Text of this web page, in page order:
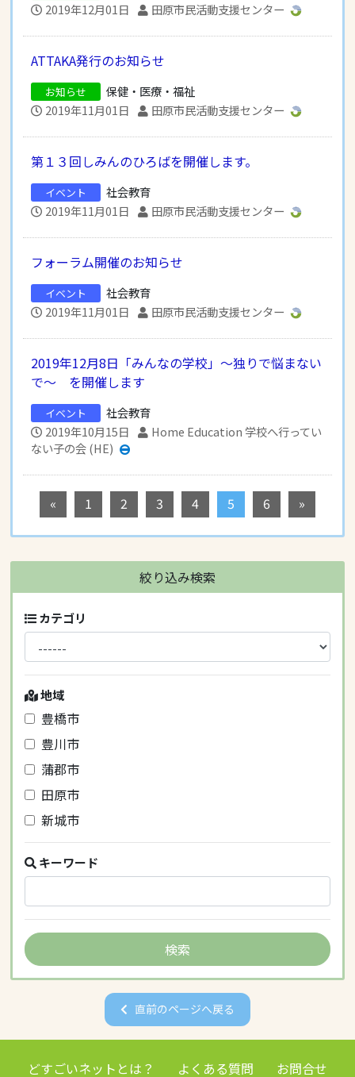
2019年12月01日
田原市民活動支援センター
ATTAKA発行のお知らせ
お知らせ
保健・医療・福祉
2019年11月01日
田原市民活動支援センター
第１３回しみんのひろばを開催します。
イベント
社会教育
2019年11月01日
田原市民活動支援センター
フォーラム開催のお知らせ
イベント
社会教育
2019年11月01日
田原市民活動支援センター
2019年12月8日「みんなの学校」～独りで悩まない
で～ を開催します
イベント
社会教育
2019年10月15日
Home Education 学校へ行ってい
ない子の会 (HE)
« 1 2 3 4 5 6 »
絞り込み検索
カテゴリ
地域
豊橋市
豊川市
蒲郡市
田原市
新城市
キーワード
直前のページへ戻る
どすごいネットとは？ よくある質問 お問合せ